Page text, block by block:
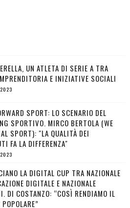
UN ATLETA DI SERIE A TRA
E INIZIATIVE SOCIALI
SPORT: LO SCENARIO DEL
SPORTIVO. MIRCO BERTOLA (WE
SPORT): "LA QUALITÀ DEI
FA LA DIFFERENZA"
LA DIGITAL CUP TRA NAZIONALE
DIGITALE E NAZIONALE
DI COSTANZO: “COSÌ RENDIAMO IL